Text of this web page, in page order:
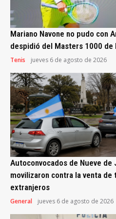
Mariano Navone no pudo con
despidió del Masters 1000 de
Tenis jueves 6 de agosto de 2026
Autoconvocados de Nueve de
movilizaron contra la venta de
extranjeros
General jueves 6 de agosto de 2026